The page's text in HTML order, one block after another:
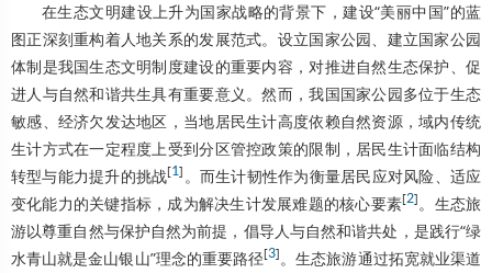
在生态文明建设上升为国家战略的背景下，建设“美丽中国”的蓝
图正深刻重构着人地关系的发展范式。设立国家公园、建立国家公园
体制是我国生态文明制度建设的重要内容，对推进自然生态保护、促
进人与自然和谐共生具有重要意义。然而，我国国家公园多位于生态
敏感、经济欠发达地区，当地居民生计高度依赖自然资源，域内传统
生计方式在一定程度上受到分区管控政策的限制，居民生计面临结构
转型与能力提升的挑战[1] 。而生计韧性作为衡量居民应对风险、适应
变化能力的关键指标，成为解决生计发展难题的核心要素[2] 。生态旅
游以尊重自然与保护自然为前提，倡导人与自然和谐共处，是践行“绿
水青山就是金山银山”理念的重要路径[3] 。生态旅游通过拓宽就业渠道